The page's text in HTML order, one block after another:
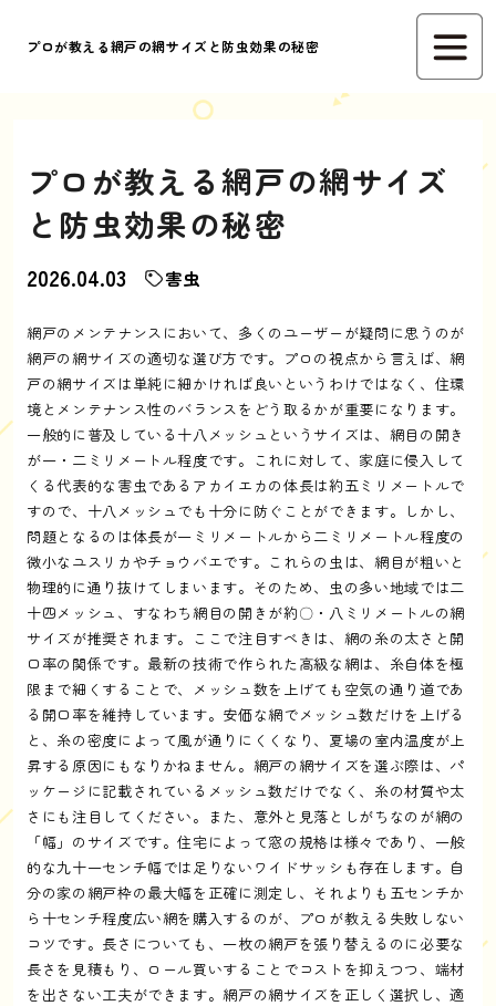
プロが教える網戸の網サイズと防虫効果の秘密
プロが教える網戸の網サイズ
と防虫効果の秘密
2026.04.03 害虫
網戸のメンテナンスにおいて、多くのユーザーが疑問に思うのが
網戸の網サイズの適切な選び方です。プロの視点から言えば、網
戸の網サイズは単純に細かければ良いというわけではなく、住環
境とメンテナンス性のバランスをどう取るかが重要になります。
一般的に普及している十八メッシュというサイズは、網目の開き
が一・二ミリメートル程度です。これに対して、家庭に侵入して
くる代表的な害虫であるアカイエカの体長は約五ミリメートルで
すので、十八メッシュでも十分に防ぐことができます。しかし、
問題となるのは体長が一ミリメートルから二ミリメートル程度の
微小なユスリカやチョウバエです。これらの虫は、網目が粗いと
物理的に通り抜けてしまいます。そのため、虫の多い地域では二
十四メッシュ、すなわち網目の開きが約〇・八ミリメートルの網
サイズが推奨されます。ここで注目すべきは、網の糸の太さと開
口率の関係です。最新の技術で作られた高級な網は、糸自体を極
限まで細くすることで、メッシュ数を上げても空気の通り道であ
る開口率を維持しています。安価な網でメッシュ数だけを上げる
と、糸の密度によって風が通りにくくなり、夏場の室内温度が上
昇する原因にもなりかねません。網戸の網サイズを選ぶ際は、パ
ッケージに記載されているメッシュ数だけでなく、糸の材質や太
さにも注目してください。また、意外と見落としがちなのが網の
「幅」のサイズです。住宅によって窓の規格は様々であり、一般
的な九十一センチ幅では足りないワイドサッシも存在します。自
分の家の網戸枠の最大幅を正確に測定し、それよりも五センチか
ら十センチ程度広い網を購入するのが、プロが教える失敗しない
コツです。長さについても、一枚の網戸を張り替えるのに必要な
長さを見積もり、ロール買いすることでコストを抑えつつ、端材
を出さない工夫ができます。網戸の網サイズを正しく選択し、適